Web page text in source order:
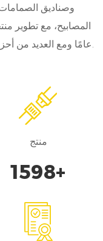
في عصر
المعلومات
الموجودة
وقدرات
الموصلات
تخضع موصلات
وصناديق
عامًا ومع العديد من أحزمة أسلاك السيارات المحلية. دعم التعاون.
منتج
1700+